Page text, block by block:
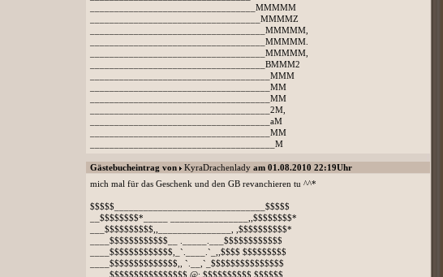
__________________________________MMMMM
___________________________________MMMMZ
____________________________________MMMMM,
____________________________________MMMMM.
____________________________________MMMMM,
____________________________________BMMM2
_____________________________________MMM
_____________________________________MM
_____________________________________MM
_____________________________________2M,
_____________________________________aM
_____________________________________MM
______________________________________M
Gästebucheintrag von KyraDrachenlady am 01.08.2010 22:19Uhr
mich mal für das Geschenk und den GB revanchieren tu ^^*
$$$$$_______________________________$$$$$
__$$$$$$$$*_____ ________________,,$$$$$$$$*
___$$$$$$$$$$,,_______________, ,$$$$$$$$$$*
____$$$$$$$$$$$$__ ._____.___$$$$$$$$$$$$
____$$$$$$$$$$$$$,_`.____.`_,,$$$$ $$$$$$$$$
____$$$$$$$$$$$$$$,, `.__,`_$$$$$$$$$$$$$$$
____$$$$$$$$$$$$$$$$.@:.$$$$$$$$$$ $$$$$$